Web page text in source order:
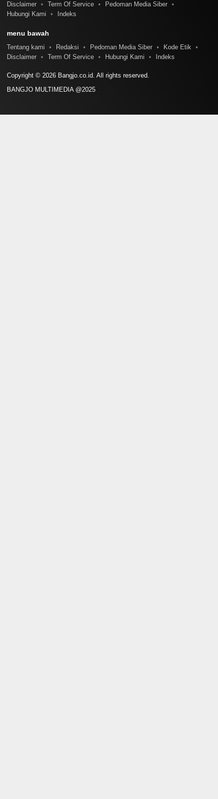
Disclaimer
Term Of Service
Pedoman Media Siber
Hubungi Kami
Indeks
menu bawah
Tentang kami Redaksi Pedoman Media Siber
Kode Etik
Disclaimer
Term Of Service Hubungi Kami Indeks
Copyright © 2026 Bangjo.co.id. All rights reserved.
BANGJO MULTIMEDIA @2025